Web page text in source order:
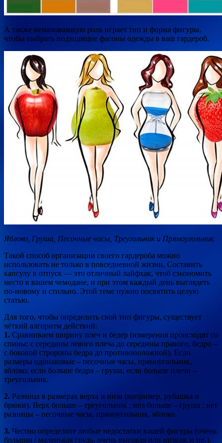
А также немаловажную роль играет тип и форма фигуры,
чтобы выбрать подходящие фасоны одежды в ваш гардероб.
Яблоко, Груша, Песочные часы, Треугольник и Прямоугольник
Такой способ организации своего гардероба можно
использовать не только в повседневной жизни. Составить
капсулу в отпуск — это отличный лайфхак, чтоб сэкономить
место в вашем чемодане, и при этом каждый день выглядеть
по-новому и стильно. Этой теме нужно посвятить целую
статью.
Для того, чтобы определить свой тип фигуры, существует
чёткий алгоритм действий:
1. Сравниваем ширину плеч и бедер (измерения происходят со
спины; с середины левого плеча до середины правого, бедро –
с боковой стророны бедра до противоположной). Если
размеры одинаковые – песочные часы, прямоугольник,
яблоко; если больше бедра – груша; если больше плечи –
треугольник.
2. Разница в размерах верха и низа (например, рубашка и
брюки). Верх больше – треугольник ; низ больше – груша ; нет
разницы – песочные часы, прямоугольник, яблоко.
3. Честно определите любые недостатки вашей фигуры (очень
большая / маленькая грудь, очень высокая или низкая, и пр.).